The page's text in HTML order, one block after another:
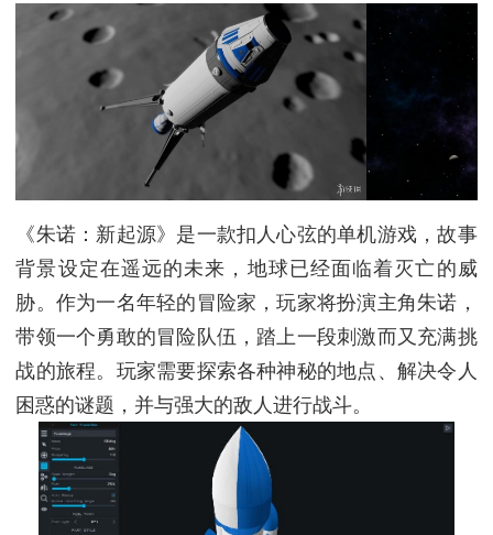
《朱诺：新起源》是一款扣人心弦的单机游戏，故事
背景设定在遥远的未来，地球已经面临着灭亡的威
胁。作为一名年轻的冒险家，玩家将扮演主角朱诺，
带领一个勇敢的冒险队伍，踏上一段刺激而又充满挑
战的旅程。玩家需要探索各种神秘的地点、解决令人
困惑的谜题，并与强大的敌人进行战斗。